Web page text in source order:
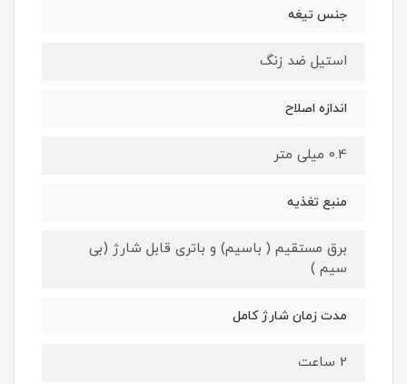
جنس تیغه
استیل ضد زنگ
اندازه اصلاح
0.4 میلی متر
منبع تغذیه
برق مستقیم ( باسیم) و باتری قابل شارژ (بی
سیم )
مدت زمان شارژ کامل
2 ساعت